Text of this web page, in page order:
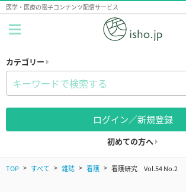
医学・医療の電子コンテンツ配信サービス
カテゴリー
ログイン／新規登録
初めての方へ
TOP すべて 雑誌 看護 看護研究 Vol.54 No.2